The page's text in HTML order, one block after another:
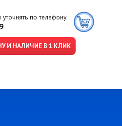
уточнять по телефону
И НАЛИЧИЕ В 1 КЛИК